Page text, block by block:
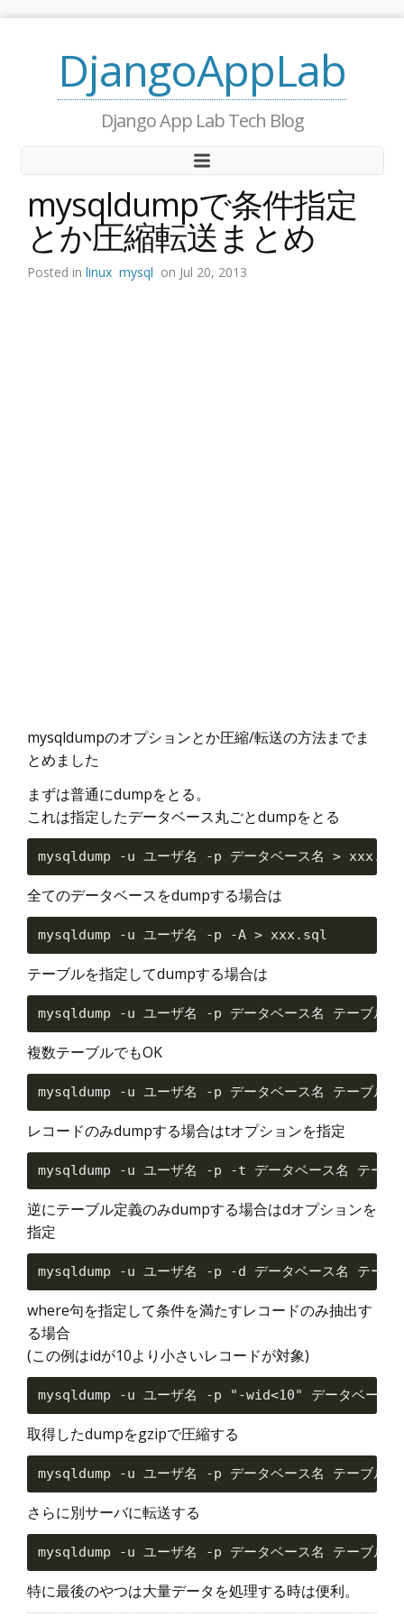
DjangoAppLab
Django App Lab Tech Blog
mysqldumpで条件指定
とか圧縮転送まとめ
Posted in linux mysql on Jul 20, 2013
mysqldumpのオプションとか圧縮/転送の方法までま
とめました
まずは普通にdumpをとる。
これは指定したデータベース丸ごとdumpをとる
全てのデータベースをdumpする場合は
テーブルを指定してdumpする場合は
複数テーブルでもOK
レコードのみdumpする場合はtオプションを指定
逆にテーブル定義のみdumpする場合はdオプションを
指定
where句を指定して条件を満たすレコードのみ抽出す
る場合
(この例はidが10より小さいレコードが対象)
取得したdumpをgzipで圧縮する
さらに別サーバに転送する
特に最後のやつは大量データを処理する時は便利。